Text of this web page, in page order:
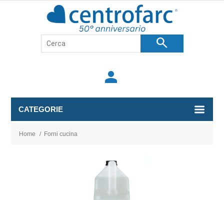
search
person
CATEGORIE
Home / Forni cucina